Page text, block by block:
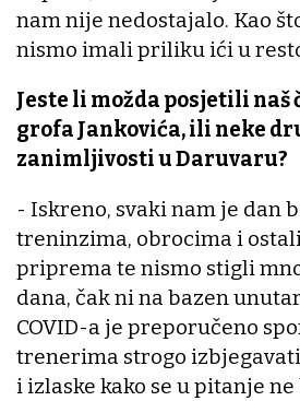
nam nije nedostajalo. Kao
nismo imali priliku ići u
Jeste li možda posjetili naš
grofa Jankovića, ili neke
zanimljivosti u Daruvaru?
- Iskreno, svaki nam je dan
treninzima, obrocima i
priprema te nismo stigli
dana, čak ni na bazen
COVID-a je preporučeno
trenerima strogo
i izlaske kako se u pitanje